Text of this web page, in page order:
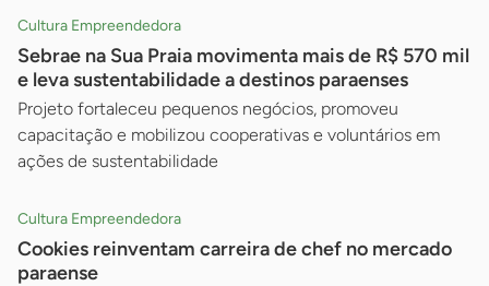
Cultura Empreendedora
Sebrae na Sua Praia movimenta mais de R$ 570 mil
e leva sustentabilidade a destinos paraenses
Projeto fortaleceu pequenos negócios, promoveu
capacitação e mobilizou cooperativas e voluntários em
ações de sustentabilidade
Cultura Empreendedora
Cookies reinventam carreira de chef no mercado
paraense